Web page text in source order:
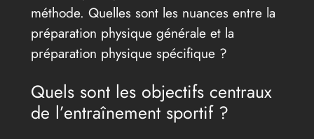
méthode. Quelles sont les nuances entre la
préparation physique générale et la
préparation physique spécifique ?
Quels sont les objectifs centraux
de l’entraînement sportif ?